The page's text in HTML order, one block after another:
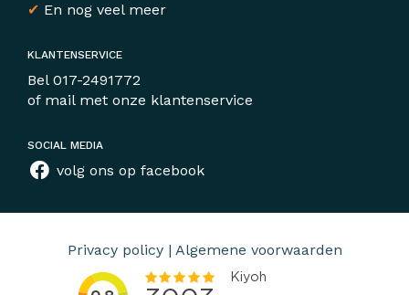
✔ En nog veel meer
KLANTENSERVICE
Bel 017-2491772
of mail met onze klantenservice
SOCIAL MEDIA
volg ons op facebook
Privacy policy| Algemene voorwaarden